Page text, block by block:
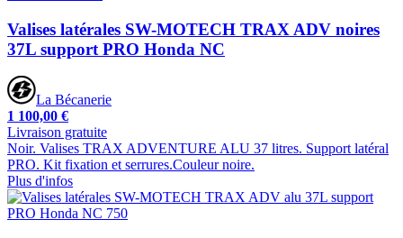
Valises latérales SW-MOTECH TRAX ADV noires
37L support PRO Honda NC
La Bécanerie
1 100,00 €
Livraison gratuite
Noir. Valises TRAX ADVENTURE ALU 37 litres. Support latéral
PRO. Kit fixation et serrures.Couleur noire.
Plus d'infos